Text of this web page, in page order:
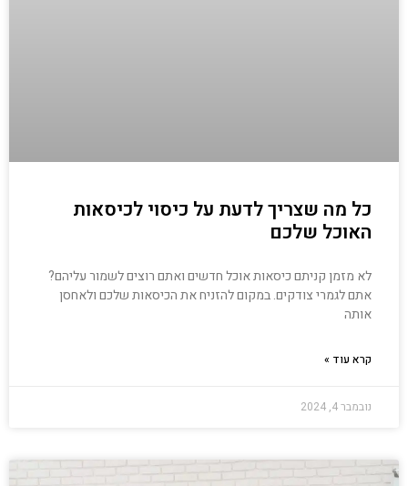
כל מה שצריך לדעת על כיסוי לכיסאות
האוכל שלכם
לא מזמן קניתם כיסאות אוכל חדשים ואתם רוצים לשמור עליהם?
אתם לגמרי צודקים. במקום להזניח את הכיסאות שלכם ולאחסן
אותה
קרא עוד »
נובמבר 4, 2024